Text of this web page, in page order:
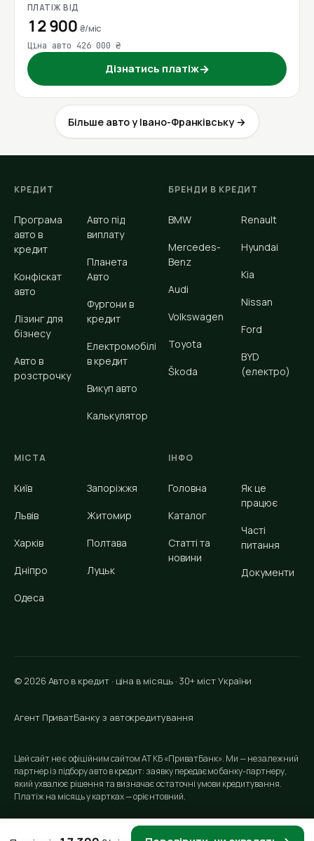
ПЛАТІЖ ВІД
12 900 ₴/міс
Ціна авто 426 000 ₴
Дізнатись платіж→
Більше авто у Івано-Франківську →
КРЕДИТ
Програма
авто в
кредит
Конфіскат
авто
Лізинг для
бізнесу
Авто в
розстрочку
Авто під
виплату
Планета
Авто
Фургони в
кредит
Електромобілі
в кредит
Викуп авто
Калькулятор
БРЕНДИ В КРЕДИТ
BMW
Mercedes-
Benz
Audi
Volkswagen
Toyota
Škoda
Renault
Hyundai
Kia
Nissan
Ford
BYD
(електро)
МІСТА
Київ
Львів
Харків
Дніпро
Одеса
Запоріжжя
Житомир
Полтава
Луцьк
ІНФО
Головна
Каталог
Статті та
новини
Як це
працює
Часті
питання
Документи
© 2026 Авто в кредит · ціна в місяць · 30+ міст України
Агент ПриватБанку з автокредитування
Цей сайт не є офіційним сайтом АТ КБ «ПриватБанк». Ми — незалежний
партнер із підбору авто в кредит: заявку передаємо банку-партнеру,
який ухвалює рішення та визначає остаточні умови кредитування.
Платіж на місяць у картках — орієнтовний.